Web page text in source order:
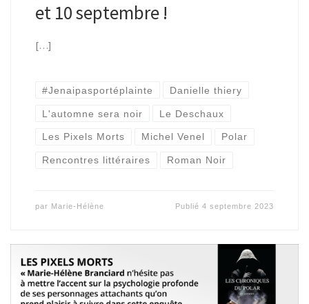
et 10 septembre !
[…]
#Jenaipasportéplainte Danielle thiery
L'automne sera noir Le Deschaux
Les Pixels Morts Michel Venel Polar
Rencontres littéraires Roman Noir
par Marie-Hélène Publié4 septembre 2023